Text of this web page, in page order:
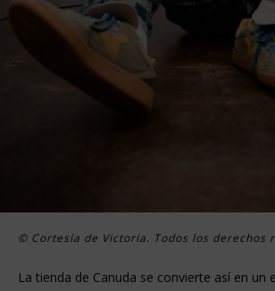
© Cortesía de Victoria. Todos los derechos
La tienda de Canuda se convierte así en un